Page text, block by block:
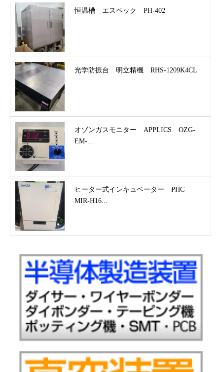
恒温槽 エスペック PH-402
光学防振台 明立精機 RHS-1209K4CL
オゾンガスモニター APPLICS OZG-
EM-...
ヒーター式インキュベーター PHC
MIR-H16...